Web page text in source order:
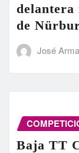
de
José
Baja TT